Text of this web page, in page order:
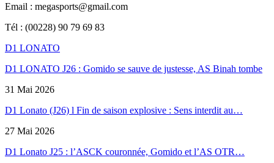
Email : megasports@gmail.com
Tél : (00228) 90 79 69 83
D1 LONATO
D1 LONATO J26 : Gomido se sauve de justesse, AS Binah tombe
31 Mai 2026
D1 Lonato (J26) l Fin de saison explosive : Sens interdit au…
27 Mai 2026
D1 Lonato J25 : l’ASCK couronnée, Gomido et l’AS OTR…